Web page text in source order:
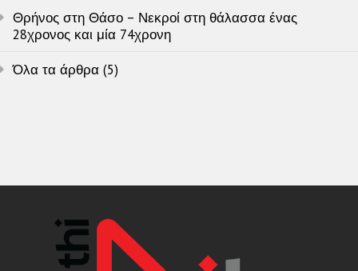
Θρήνος στη Θάσο – Νεκροί στη θάλασσα ένας
28χρονος και μία 74χρονη
Όλα τα άρθρα (5)